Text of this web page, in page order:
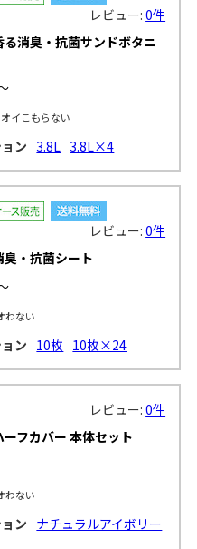
レビュー:0件
る消臭・抗菌サンドボタニ
イこもらない
ン 3.8L 3.8L×4
レビュー:0件
臭・抗菌シート
わない
ン 10枚 10枚×24
レビュー:0件
フカバー 本体セット
わない
ン ナチュラルアイボリー